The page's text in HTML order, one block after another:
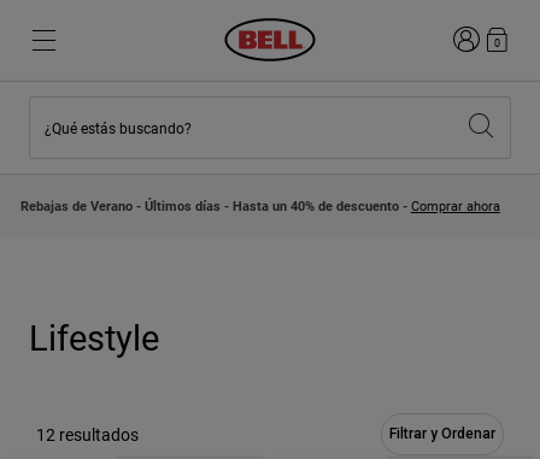
Novedades
Explora Moto
Integrales
Novedades
Iniciar0
¿Qué estás buscando?
Rebajas de Verano - Últimos días - Hasta un 40% de descuento - Comprar ahora
Lifestyle
12 resultados Filtrar y Ordenar